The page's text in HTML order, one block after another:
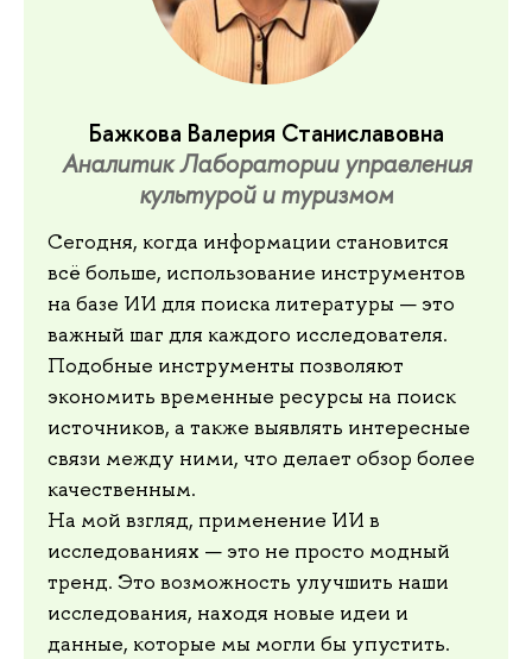
Бажкова Валерия Станиславовна
Аналитик Лаборатории управления
культурой и туризмом
Сегодня, когда информации становится
всё больше, использование инструментов
на базе ИИ для поиска литературы — это
важный шаг для каждого исследователя.
Подобные инструменты позволяют
экономить временные ресурсы на поиск
источников, а также выявлять интересные
связи между ними, что делает обзор более
качественным.
На мой взгляд, применение ИИ в
исследованиях — это не просто модный
тренд. Это возможность улучшить наши
исследования, находя новые идеи и
данные, которые мы могли бы упустить.